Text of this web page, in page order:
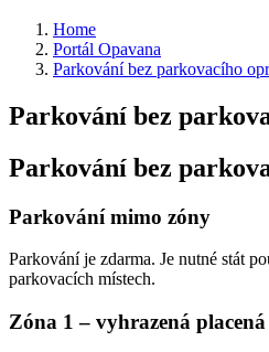
Home
Portál Opavana
Parkování bez parkovacího
Parkování bez
Parkování bez
Parkování mimo zóny
Parkování je zdarma. Je nutné stát
parkovacích místech.
Zóna 1 – vyhrazená